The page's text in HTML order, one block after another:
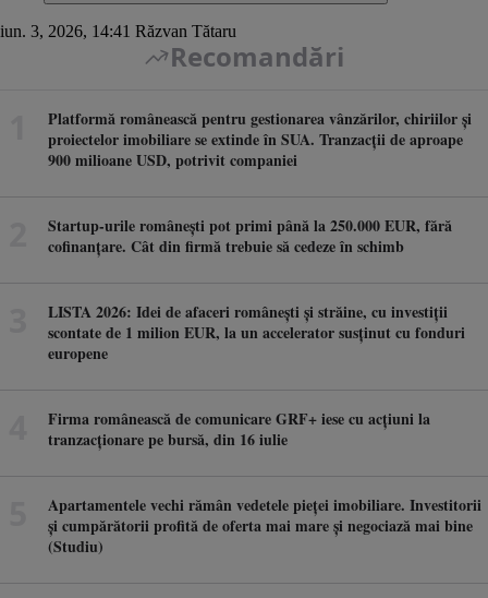
iun. 3, 2026, 14:41 Răzvan Tătaru
Recomandări
Platformă românească pentru gestionarea vânzărilor, chiriilor și
proiectelor imobiliare se extinde în SUA. Tranzacții de aproape
900 milioane USD, potrivit companiei
Startup-urile românești pot primi până la 250.000 EUR, fără
cofinanțare. Cât din firmă trebuie să cedeze în schimb
LISTA 2026: Idei de afaceri românești și străine, cu investiții
scontate de 1 milion EUR, la un accelerator susținut cu fonduri
europene
Firma românească de comunicare GRF+ iese cu acțiuni la
tranzacționare pe bursă, din 16 iulie
Apartamentele vechi rămân vedetele pieței imobiliare. Investitorii
și cumpărătorii profită de oferta mai mare și negociază mai bine
(Studiu)